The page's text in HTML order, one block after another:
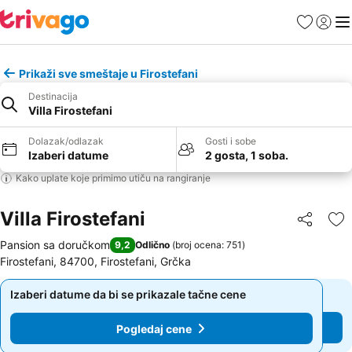
FavoritiPrijavi
Prikaži sve smeštaje u Firostefani
Destinacija
Villa Firostefani
Dolazak/odlazak
Izaberi datume
Gosti i sobe
2 gosta, 1 soba.
Kako uplate koje primimo utiču na rangiranje
Villa Firostefani Deli
Pansion sa doručkom 9,2 Odlično (broj ocena: 751)
Firostefani, 84700, Firostefani, Grčka
Izaberi datume da bi se prikazale tačne cene
Pogledaj cene
Izaberi datume da bi se prikazale tačne cene
Pogledaj cene